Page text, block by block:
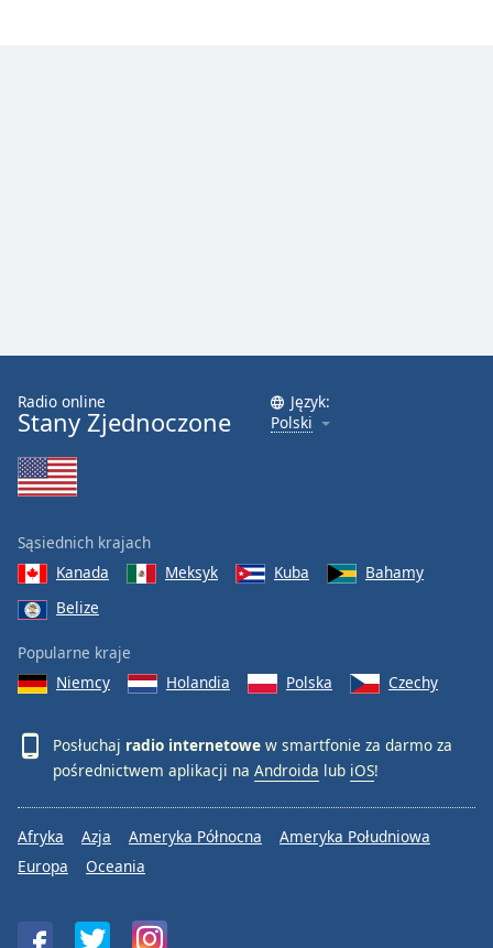
Radio online
Stany Zjednoczone
Język:
Polski
Sąsiednich krajach
Kanada
Meksyk Kuba
Bahamy
Belize
Popularne kraje
Niemcy
Holandia Polska Czechy
Posłuchaj radio internetowe w smartfonie za darmo za
pośrednictwem aplikacji na Androida lub iOS!
Afryka Azja Ameryka Północna
Ameryka Południowa
Europa
Oceania